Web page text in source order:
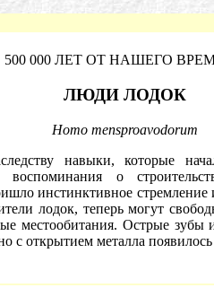
500 000 ЛЕТ ОТ НАШЕГО
ЛЮДИ ЛОДОК
Homo mensproavodorum
навыки, которые
о
инстинктивное стремление
лодок, теперь могут
местообитания. Острые зубы
с открытием металла появилось